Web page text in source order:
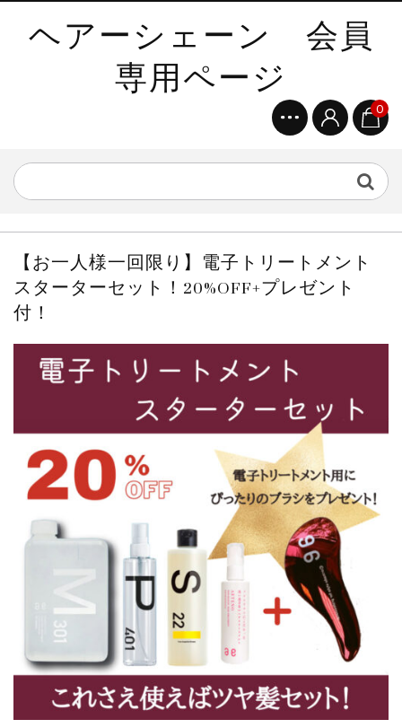
ヘアーシェーン 会員
専用ページ 0
【お一人様一回限り】電子トリートメント
スターターセット！20%OFF+プレゼント
付！